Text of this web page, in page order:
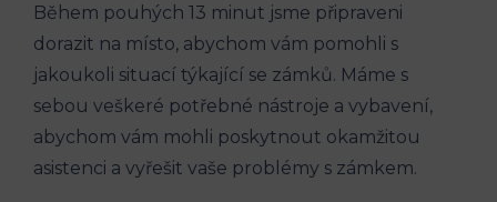
Během pouhých 13 minut jsme připraveni
dorazit na místo, abychom vám pomohli s
jakoukoli situací týkající se zámků. Máme s
sebou veškeré potřebné nástroje a vybavení,
abychom vám mohli poskytnout okamžitou
asistenci a vyřešit vaše problémy s zámkem.